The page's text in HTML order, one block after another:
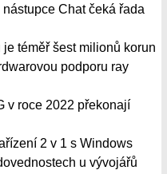
Chat čeká řada
téměř šest milionů korun
podporu ray
v roce 2022 překonají
2 v 1 s Windows
u vývojářů